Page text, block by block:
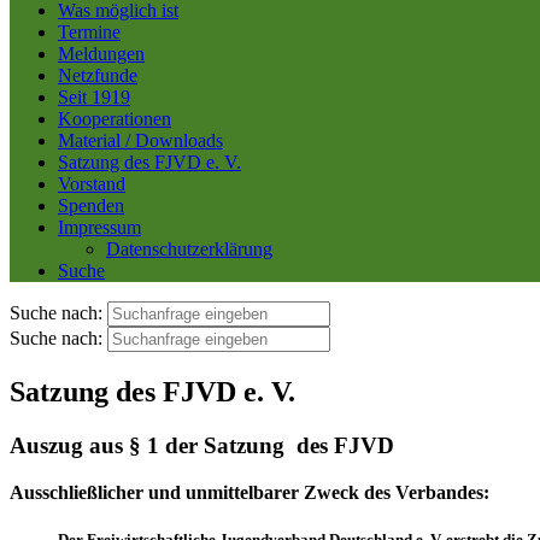
Was möglich ist
Termine
Meldungen
Netzfunde
Seit 1919
Kooperationen
Material / Downloads
Satzung des FJVD e. V.
Vorstand
Spenden
Impressum
Datenschutzerklärung
Suche
Suche nach:
Suche nach:
Satzung des FJVD e. V.
Auszug aus § 1 der Satzung des FJVD
Ausschließlicher und unmittelbarer Zweck des Verbandes: